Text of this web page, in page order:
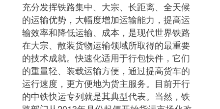
充分发挥铁路集中、大宗、长距离、全天候
的运输优势，大幅度增加运输能力，提高运
输效率和降低运输、成本，是现代世界铁路
在大宗、散装货物运输领域所取得的最重要
的技术成就。快速化适用于行包快件，它们
的重量轻、装载运输方便，通过提高货车的
运行速度，更方便地为货主服务。目前开行
的中铁快运专列就是其典型代表。当然，铁